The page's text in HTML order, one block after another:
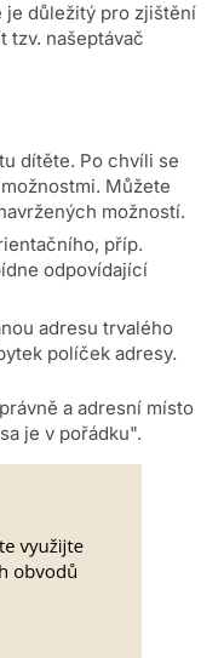
je důležitý pro zjištění
tzv. našeptávač
dítěte. Po chvíli se
Můžete
možností.
příp.
odpovídající
adresu trvalého
políček adresy.
a adresní místo
je v pořádku".